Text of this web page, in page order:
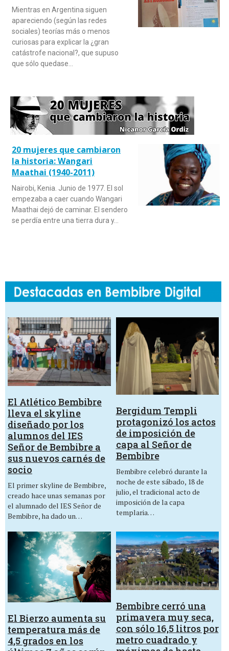
Mientras en Argentina siguen
apareciendo (según las redes
sociales) teorías más o menos
curiosas para explicar la ¿gran
catástrofe nacional?, que supuso
que sólo quedase…
20 mujeres que cambiaron
la historia: Wangari
Maathai (1940-2011)
Nairobi, Kenia. Junio de 1977. El sol
empezaba a caer cuando Wangari
Maathai dejó de caminar. El sendero
se perdía entre una tierra dura y…
El Atlético Bembibre
lleva el skyline
diseñado por los
alumnos del IES
Señor de Bembibre a
sus nuevos carnés de
socio
El primer skyline de Bembibre,
creado hace unas semanas por
el alumnado del IES Señor de
Bembibre, ha dado un…
Bergidum Templi
protagonizó los actos
de imposición de
capa al Señor de
Bembibre
Bembibre celebró durante la
noche de este sábado, 18 de
julio, el tradicional acto de
imposición de la capa
templaria…
El Bierzo aumenta su
temperatura más de
4,5 grados en los
Bembibre cerró una
primavera muy seca,
con sólo 16,5 litros por
metro cuadrado y